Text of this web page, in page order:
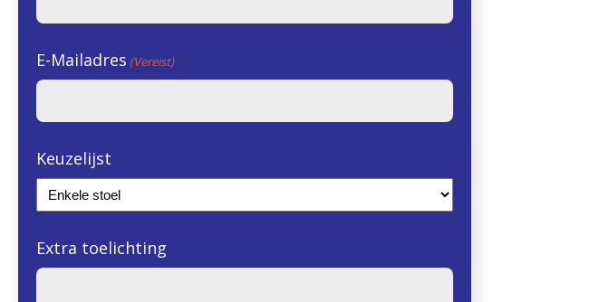
E-Mailadres (Vereist)
Keuzelijst
Extra toelichting